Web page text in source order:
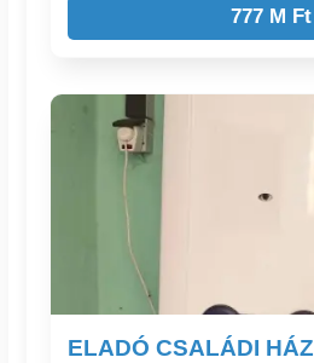
777 M Ft
ELADÓ CSALÁDI HÁZ